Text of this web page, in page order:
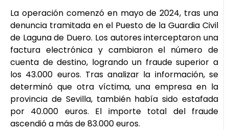
La operación comenzó en mayo de 2024, tras una
denuncia tramitada en el Puesto de la Guardia Civil
de Laguna de Duero. Los autores interceptaron una
factura electrónica y cambiaron el número de
cuenta de destino, logrando un fraude superior a
los 43.000 euros. Tras analizar la información, se
determinó que otra víctima, una empresa en la
provincia de Sevilla, también había sido estafada
por 40.000 euros. El importe total del fraude
ascendió a más de 83.000 euros.